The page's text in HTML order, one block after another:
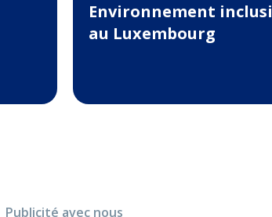
Environnement
au Luxembourg
Publicité avec nous